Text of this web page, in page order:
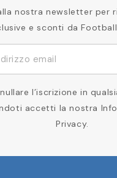
nostra newsletter per
e sconti da
l’iscrizione in
accetti la nostra
Privacy.